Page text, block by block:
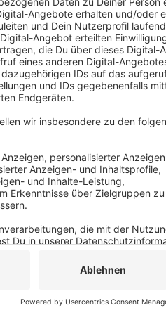
Der Verein St. Tönis erleben e.V.
sammelt kreative Vorschläge.
Vorschläge können per Mail an
Briefkasten im Wirtshaus 1857
ortsbezogene oder
Adventswochenende in der